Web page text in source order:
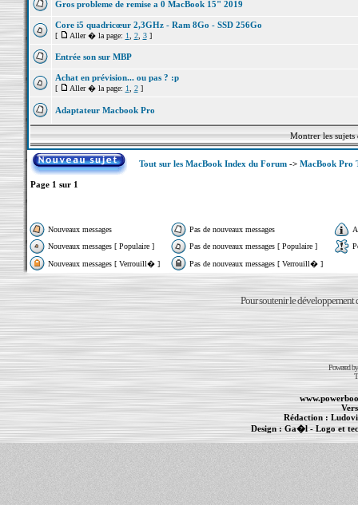
Gros probleme de remise a 0 MacBook 15" 2019
Core i5 quadricœur 2,3GHz - Ram 8Go - SSD 256Go
[ Aller � la page: 1 2, 3]
Entrée son sur MBP
Achat en prévision... ou pas ? :p
[ Aller � la page: 1 2]
Adaptateur Macbook Pro
Montrer les
Tout sur les MacBook Index du Forum-> MacBook Pro
Page 1 sur 1
Nouveaux messages Pas de nouveaux messages
Nouveaux messages [ Populaire ]
Pas de nouveaux messages [ Populaire ]
Nouveaux messages [ Verrouill� ]
Pas de nouveaux messages [ Verrouill� ]
Pour soutenir le développement
Powered
Rédaction :
Design : Ga�l- Logo et
Informations : - MacBook Pro